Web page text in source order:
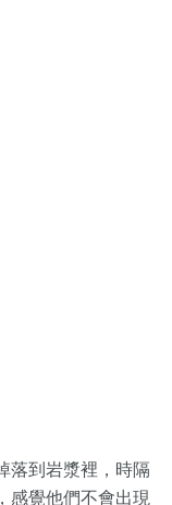
落到岩漿裡，時隔
感覺他們不會出現